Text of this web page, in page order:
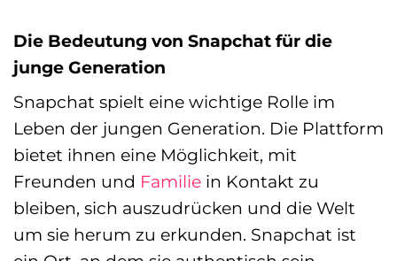
Die Bedeutung von Snapchat für die
junge Generation
Snapchat spielt eine wichtige Rolle im
Leben der jungen Generation. Die Plattform
bietet ihnen eine Möglichkeit, mit
Freunden und Familie in Kontakt zu
bleiben, sich auszudrücken und die Welt
um sie herum zu erkunden. Snapchat ist